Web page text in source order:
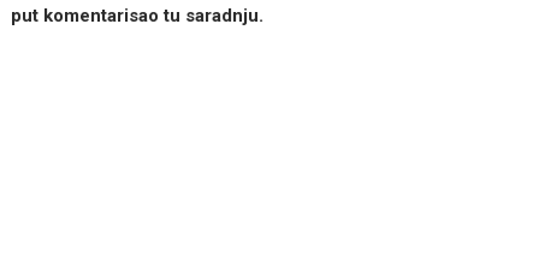
put komentarisao tu saradnju.